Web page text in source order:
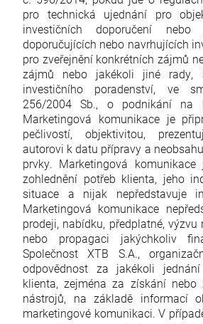
pro technická ujednání pro
investičních doporučení nebo
doporučujících nebo navrhujících
pro zveřejnění konkrétních zájmů
zájmů nebo jakékoli jiné
investičního poradenství, ve
256/2004 Sb., o podnikání na
Marketingová komunikace je
pečlivostí, objektivitou,
autorovi k datu přípravy a
prvky. Marketingová
zohlednění potřeb klienta, jeho
situace a nijak nepředstavuje
Marketingová komunikace
prodeji, nabídku, předplatné, výzvu
nebo propagaci jakýchkoliv
Společnost XTB S.A.,
odpovědnost za jakékoli
klienta, zejména za získání nebo
nástrojů, na základě informací
marketingové komunikaci. V